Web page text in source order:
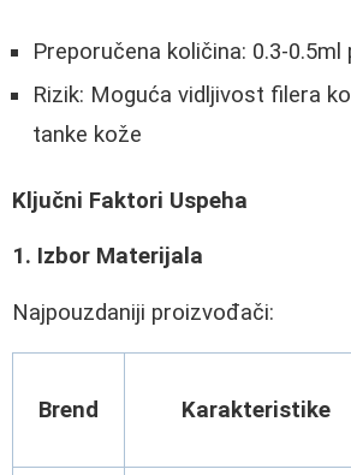
Preporučena količina: 0.3-0.5ml
Rizik: Moguća vidljivost filera
tanke kože
Ključni Faktori Uspeha
1. Izbor Materijala
Najpouzdaniji proizvođači:
Brend Karakteristike